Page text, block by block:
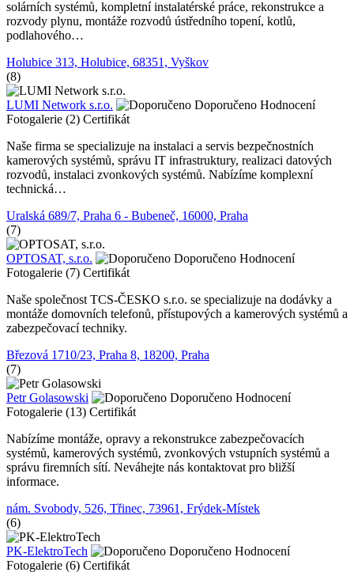
solárních systémů, kompletní instalatérské práce, rekonstrukce a
rozvody plynu, montáže rozvodů ústředního topení, kotlů,
podlahového…
Holubice 313, Holubice, 68351, Vyškov
(8)
LUMI Network s.r.o. Doporučeno Hodnocení
Fotogalerie (2) Certifikát
Naše firma se specializuje na instalaci a servis bezpečnostních
kamerových systémů, správu IT infrastruktury, realizaci datových
rozvodů, instalaci zvonkových systémů. Nabízíme komplexní
technická…
Uralská 689/7, Praha 6 - Bubeneč, 16000, Praha
(7)
OPTOSAT, s.r.o. Doporučeno Hodnocení
Fotogalerie (7) Certifikát
Naše společnost TCS-ČESKO s.r.o. se specializuje na dodávky a
montáže domovních telefonů, přístupových a kamerových systémů a
zabezpečovací techniky.
Březová 1710/23, Praha 8, 18200, Praha
(7)
Petr Golasowski Doporučeno Hodnocení
Fotogalerie (13) Certifikát
Nabízíme montáže, opravy a rekonstrukce zabezpečovacích
systémů, kamerových systémů, zvonkových vstupních systémů a
správu firemních sítí. Neváhejte nás kontaktovat pro bližší
informace.
nám. Svobody, 526, Třinec, 73961, Frýdek-Místek
(6)
PK-ElektroTech Doporučeno Hodnocení
Fotogalerie (6) Certifikát